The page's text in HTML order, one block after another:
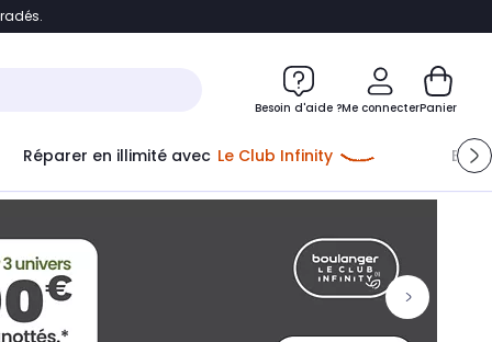
Besoin d'aide ?Me connecterPanier
Réparer en illimité avec Le Club Infinity